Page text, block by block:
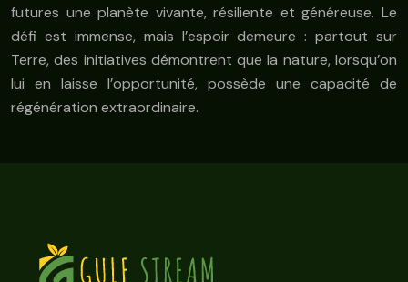
futures une planète vivante, résiliente et généreuse. Le
défi est immense, mais l’espoir demeure : partout sur
Terre, des initiatives démontrent que la nature, lorsqu’on
lui en laisse l’opportunité, possède une capacité de
régénération extraordinaire.